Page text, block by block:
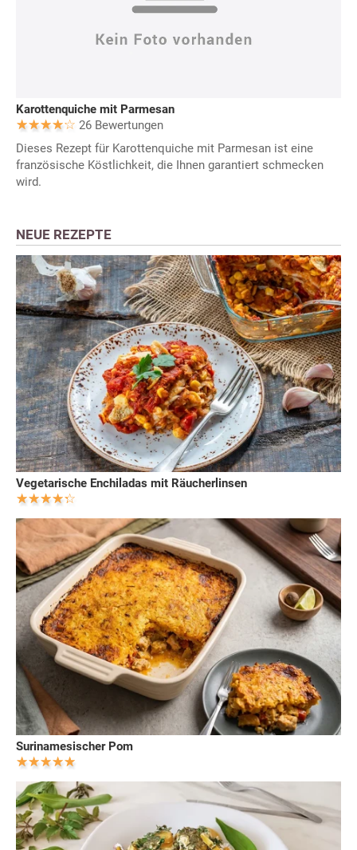
Karottenquiche mit Parmesan
26 Bewertungen
Dieses Rezept für Karottenquiche mit Parmesan ist eine
französische Köstlichkeit, die Ihnen garantiert schmecken
wird.
NEUE REZEPTE
Vegetarische Enchiladas mit Räucherlinsen
Surinamesischer Pom